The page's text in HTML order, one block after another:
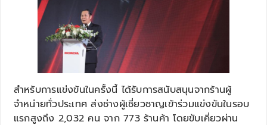
สำหรับการแข่งขันในครั้งนี้ ได้รับการสนับสนุนจากร้านผู้
จำหน่ายทั่วประเทศ ส่งช่างผู้เชี่ยวชาญเข้าร่วมแข่งขันในรอบ
แรกสูงถึง 2,032 คน จาก 773 ร้านค้า โดยขับเคี่ยวผ่าน